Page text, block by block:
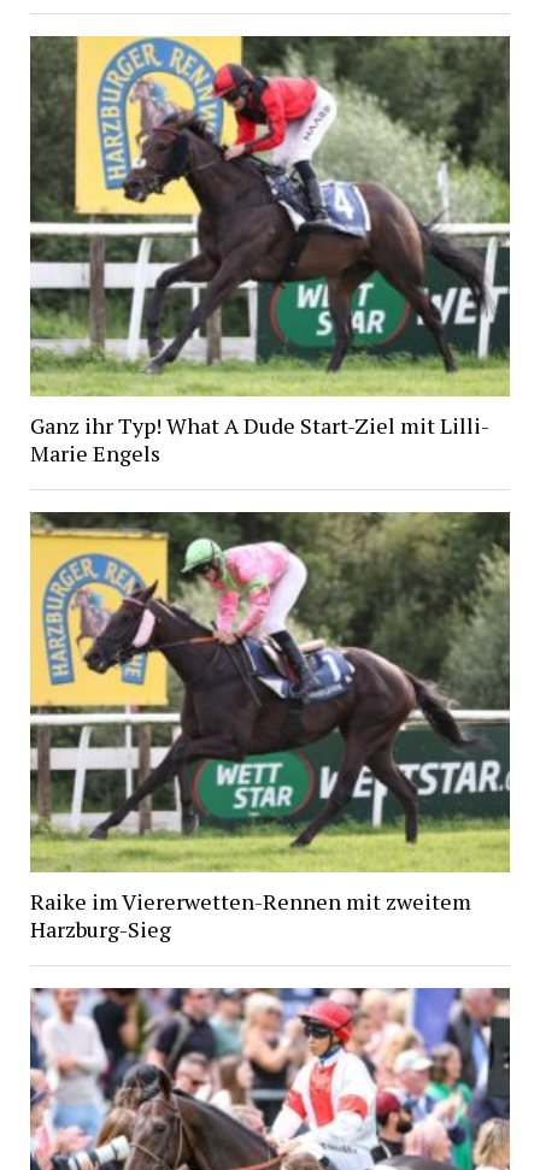
Ganz ihr Typ! What A Dude Start-Ziel mit Lilli-
Marie Engels
Raike im Viererwetten-Rennen mit zweitem
Harzburg-Sieg